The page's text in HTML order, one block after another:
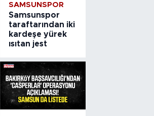
SAMSUNSPOR
Samsunspor
taraftarından iki
kardeşe yürek
ısıtan jest